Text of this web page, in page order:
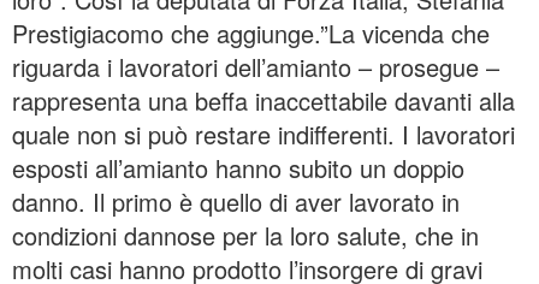
Prestigiacomo che aggiunge.”La vicenda che
riguarda i lavoratori dell’amianto – prosegue –
rappresenta una beffa inaccettabile davanti alla
quale non si può restare indifferenti. I lavoratori
esposti all’amianto hanno subito un doppio
danno. Il primo è quello di aver lavorato in
condizioni dannose per la loro salute, che in
molti casi hanno prodotto l’insorgere di gravi